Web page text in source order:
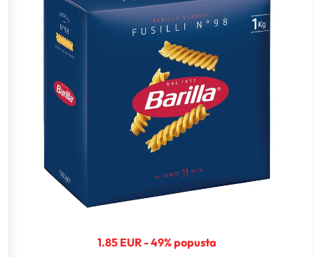
1.85 EUR - 49% popusta